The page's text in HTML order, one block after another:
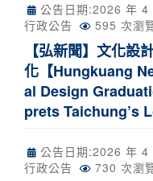
公告日期:2026 年 4
行政公告
595 次瀏
【弘新聞】文化設
化【Hungkuang
al Design
prets Taichung’s
公告日期:2026 年 4
行政公告
730 次瀏